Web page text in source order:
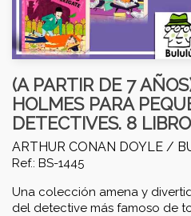
(A PARTIR DE 7
HOLMES PARA
DETECTIVES. 8
ARTHUR CONAN DOYLE /
Ref.: BS-1445
Una colección amena y
del detective más famoso de